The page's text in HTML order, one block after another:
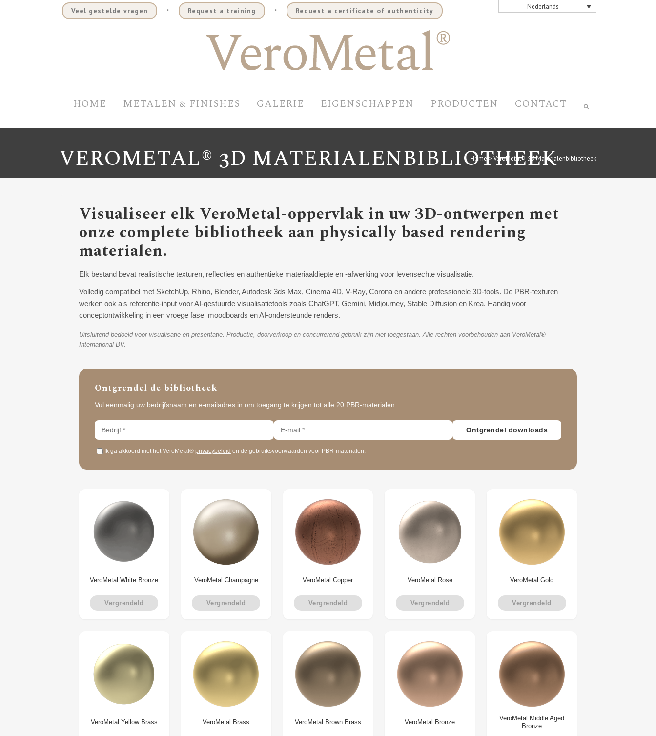
Veel gestelde vragen . Request a training . Request a certificate of authenticity Nederlands
HOME METALEN & FINISHES GALERIE EIGENSCHAPPEN PRODUCTEN CONTACT
VEROMETAL® 3D MATERIALENBIBLIOTHEEK
Home > VeroMetal® 3D Materialenbibliotheek
Visualiseer elk VeroMetal-oppervlak in uw 3D-ontwerpen met
onze complete bibliotheek aan physically based rendering
materialen.
Elk bestand bevat realistische texturen, reflecties en authentieke materiaaldiepte en -afwerking voor levensechte visualisatie.
Volledig compatibel met SketchUp, Rhino, Blender, Autodesk 3ds Max, Cinema 4D, V-Ray, Corona en andere professionele 3D-tools. De PBR-texturen
werken ook als referentie-input voor AI-gestuurde visualisatietools zoals ChatGPT, Gemini, Midjourney, Stable Diffusion en Krea. Handig voor
conceptontwikkeling in een vroege fase, moodboards en AI-ondersteunde renders.
Uitsluitend bedoeld voor visualisatie en presentatie. Productie, doorverkoop en concurrerend gebruik zijn niet toegestaan. Alle rechten voorbehouden aan VeroMetal®
International BV.
Ontgrendel de bibliotheek
Vul eenmalig uw bedrijfsnaam en e-mailadres in om toegang te krijgen tot alle 20 PBR-materialen.
Ontgrendel downloads
Ik ga akkoord met het VeroMetal® privacybeleid en de gebruiksvoorwaarden voor PBR-materialen.
VeroMetal White Bronze
Vergrendeld
VeroMetal Champagne
Vergrendeld
VeroMetal Copper
Vergrendeld
VeroMetal Rose
Vergrendeld
VeroMetal Gold
Vergrendeld
VeroMetal Yellow Brass VeroMetal Brass VeroMetal Brown Brass VeroMetal Bronze
VeroMetal Middle Aged
Bronze